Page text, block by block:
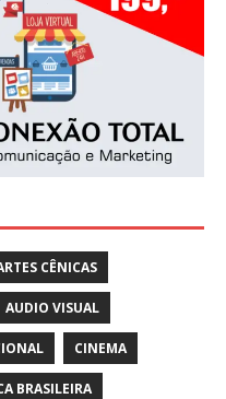
CÊNICAS
AUDIO VISUAL
CINEMA
BRASILEIRA